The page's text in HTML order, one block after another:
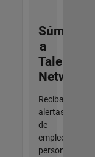
Súmese
a
Talent
Network
Reciba
alertas
de
empleo
personalizadas,